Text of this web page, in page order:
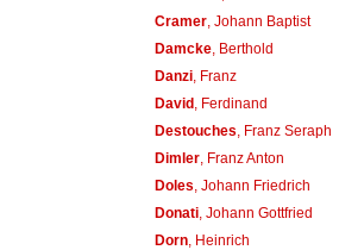
Cramer, Johann Baptist
Damcke, Berthold
Danzi, Franz
David, Ferdinand
Destouches , Franz Seraph
Dimler, Franz Anton
Doles , Johann Friedrich
Donati, Johann Gottfried
Dorn, Heinrich